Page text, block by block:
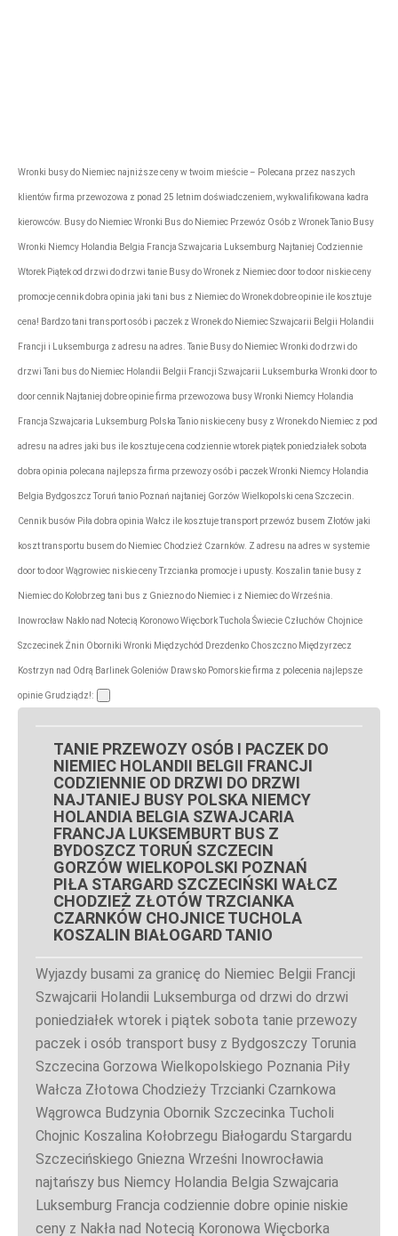
Wronki busy do Niemiec najniższe ceny w twoim mieście – Polecana przez naszych
klientów firma przewozowa z ponad 25 letnim doświadczeniem, wykwalifikowana kadra
kierowców. Busy do Niemiec Wronki Bus do Niemiec Przewóz Osób z Wronek Tanio Busy
Wronki Niemcy Holandia Belgia Francja Szwajcaria Luksemburg Najtaniej Codziennie
Wtorek Piątek od drzwi do drzwi tanie Busy do Wronek z Niemiec door to door niskie ceny
promocje cennik dobra opinia jaki tani bus z Niemiec do Wronek dobre opinie ile kosztuje
cena! Bardzo tani transport osób i paczek z Wronek do Niemiec Szwajcarii Belgii Holandii
Francji i Luksemburga z adresu na adres. Tanie Busy do Niemiec Wronki do drzwi do
drzwi Tani bus do Niemiec Holandii Belgii Francji Szwajcarii Luksemburka Wronki door to
door cennik Najtaniej dobre opinie firma przewozowa busy Wronki Niemcy Holandia
Francja Szwajcaria Luksemburg Polska Tanio niskie ceny busy z Wronek do Niemiec z pod
adresu na adres jaki bus ile kosztuje cena codziennie wtorek piątek poniedziałek sobota
dobra opinia polecana najlepsza firma przewozy osób i paczek Wronki Niemcy Holandia
Belgia Bydgoszcz Toruń tanio Poznań najtaniej Gorzów Wielkopolski cena Szczecin.
Cennik busów Piła dobra opinia Wałcz ile kosztuje transport przewóz busem Złotów jaki
koszt transportu busem do Niemiec Chodzież Czarnków. Z adresu na adres w systemie
door to door Wągrowiec niskie ceny Trzcianka promocje i upusty. Koszalin tanie busy z
Niemiec do Kołobrzeg tani bus z Gniezno do Niemiec i z Niemiec do Września.
Inowrocław Nakło nad Notecią Koronowo Więcbork Tuchola Świecie Człuchów Chojnice
Szczecinek Żnin Oborniki Wronki Międzychód Drezdenko Choszczno Międzyrzecz
Kostrzyn nad Odrą Barlinek Goleniów Drawsko Pomorskie firma z polecenia najlepsze
opinie Grudziądz!:
TANIE PRZEWOZY OSÓB I PACZEK DO
NIEMIEC HOLANDII BELGII FRANCJI
CODZIENNIE OD DRZWI DO DRZWI
NAJTANIEJ BUSY POLSKA NIEMCY
HOLANDIA BELGIA SZWAJCARIA
FRANCJA LUKSEMBURT BUS Z
BYDOSZCZ TORUŃ SZCZECIN
GORZÓW WIELKOPOLSKI POZNAŃ
PIŁA STARGARD SZCZECIŃSKI WAŁCZ
CHODZIEŻ ZŁOTÓW TRZCIANKA
CZARNKÓW CHOJNICE TUCHOLA
KOSZALIN BIAŁOGARD TANIO
Wyjazdy busami za granicę do Niemiec Belgii Francji
Szwajcarii Holandii Luksemburga od drzwi do drzwi
poniedziałek wtorek i piątek sobota tanie przewozy
paczek i osób transport busy z Bydgoszczy Torunia
Szczecina Gorzowa Wielkopolskiego Poznania Piły
Wałcza Złotowa Chodzieży Trzcianki Czarnkowa
Wągrowca Budzynia Obornik Szczecinka Tucholi
Chojnic Koszalina Kołobrzegu Białogardu Stargardu
Szczecińskiego Gniezna Wrześni Inowrocławia
najtańszy bus Niemcy Holandia Belgia Szwajcaria
Luksemburg Francja codziennie dobre opinie niskie
ceny z Nakła nad Notecią Koronowa Więcborka